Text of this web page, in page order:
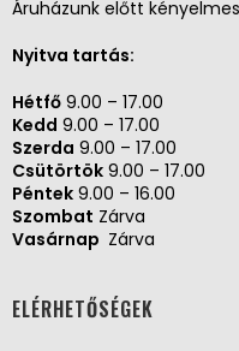
Áruházunk előtt
Nyitva tartás:
Hétfő 9.00 – 17.00
Kedd 9.00 – 17.00
Szerda 9.00 – 17.00
Csütörtök 9.00 – 17.00
Péntek 9.00 – 16.00
Szombat Zárva
Vasárnap Zárva
ELÉRHETŐSÉGEK